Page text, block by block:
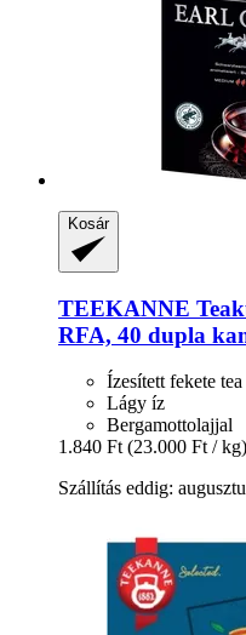
Kosár
TEEKANNE
RFA, 40 dupla
Ízesített fekete tea
Lágy íz
Bergamottolajjal
1.840 Ft (23.000 Ft / kg)
Szállítás eddig: